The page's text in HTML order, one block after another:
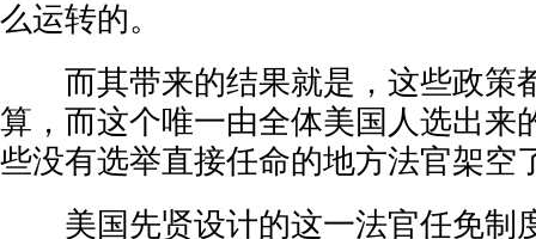
么运转的。
而其带来的结果就是，这些政策
算，而这个唯一由全体美国人选出来
些没有选举直接任命的地方法官架空
美国先贤设计的这一法官任免制